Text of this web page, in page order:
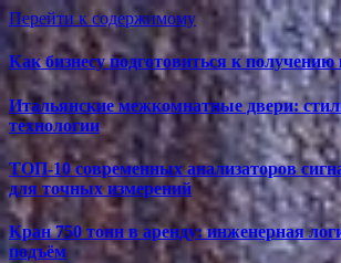
Перейти к содержимому
Как бизнесу подготовиться к получению
Итальянские межкомнатные двери:
технологии
ТОП-10 современных анализаторов
для точных измерений
Кран 750 тонн в аренду: инженерная
подъём